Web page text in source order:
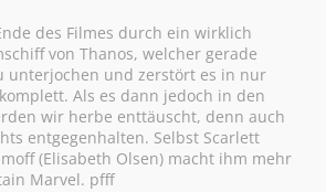
des Filmes durch ein wirklich
von Thanos, welcher gerade
unterjochen und zerstört es in nur
Als es dann jedoch in den
wir herbe enttäuscht, denn auch
entgegenhalten. Selbst Scarlett
(Elisabeth Olsen) macht ihm mehr
Marvel. pfff